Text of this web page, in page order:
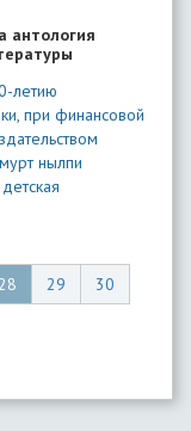
антология
летию
при финансовой
нылпи
29
30